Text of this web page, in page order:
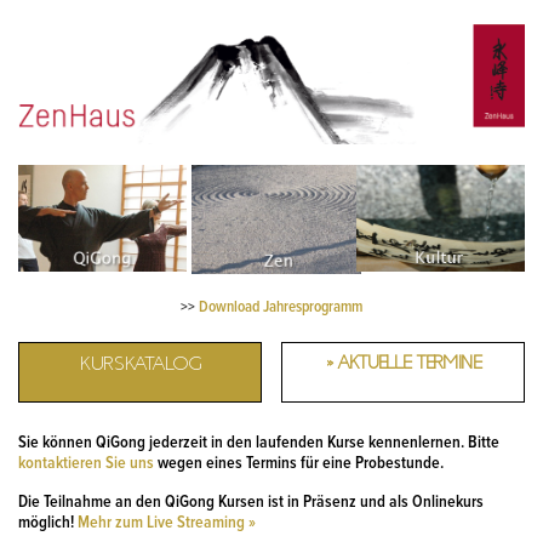
>>Download Jahresprogramm
KURSKATALOG » AKTUELLE TERMINE
Sie können QiGong jederzeit in den laufenden Kurse kennenlernen. Bitte
kontaktieren Sie uns wegen eines Termins für eine Probestunde.
Die Teilnahme an den QiGong Kursen ist in Präsenz und als Onlinekurs
möglich! Mehr zum Live Streaming »